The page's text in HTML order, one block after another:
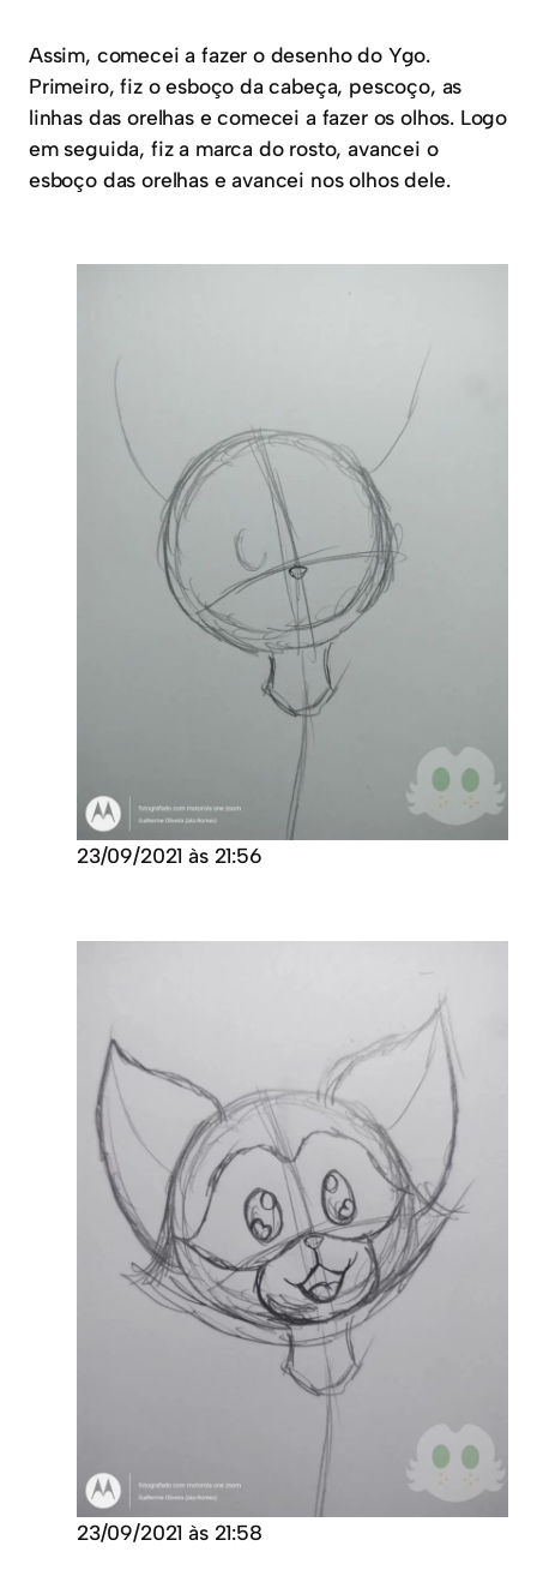
Assim, comecei a fazer o desenho do Ygo.
Primeiro, fiz o esboço da cabeça, pescoço, as
linhas das orelhas e comecei a fazer os olhos. Logo
em seguida, fiz a marca do rosto, avancei o
esboço das orelhas e avancei nos olhos dele.
23/09/2021 às 21:56
23/09/2021 às 21:58